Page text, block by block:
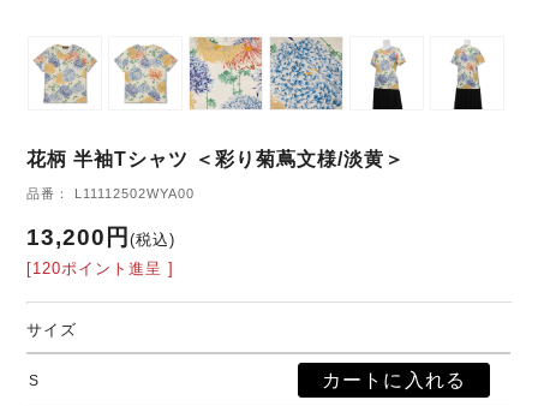
花柄 半袖Tシャツ ＜彩り菊蔦文様/淡黄＞
品番： L11112502WYA00
13,200円(税込)
[120ポイント進呈 ]
サイズ
S